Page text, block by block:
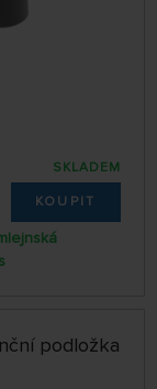
SKLADEM
KOUPIT
podložka